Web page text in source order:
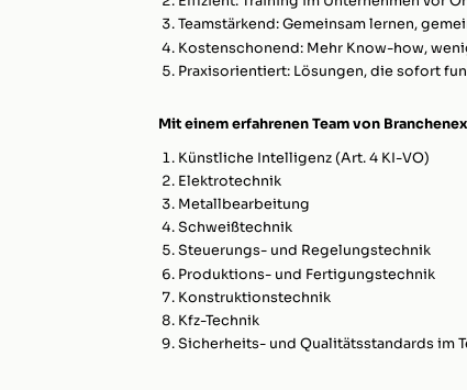
Teamstärkend: Gemeinsam lernen,
Kostenschonend: Mehr Know-how,
Praxisorientiert: Lösungen, die sofort
Mit einem erfahrenen Team von
Künstliche Intelligenz (Art. 4 KI-VO)
Elektrotechnik
Metallbearbeitung
Schweißtechnik
Steuerungs- und Regelungstechnik
Produktions- und Fertigungstechnik
Konstruktionstechnik
Kfz-Technik
Sicherheits- und Qualitätsstandards im